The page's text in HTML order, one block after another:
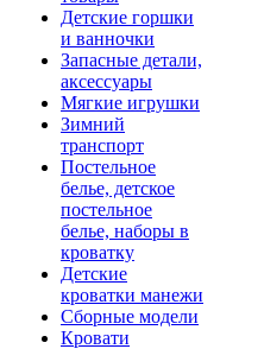
Детские горшки
и ванночки
Запасные детали,
аксессуары
Мягкие игрушки
Зимний
транспорт
Постельное
белье, детское
постельное
белье, наборы в
кроватку
Детские
кроватки манежи
Сборные модели
Кровати